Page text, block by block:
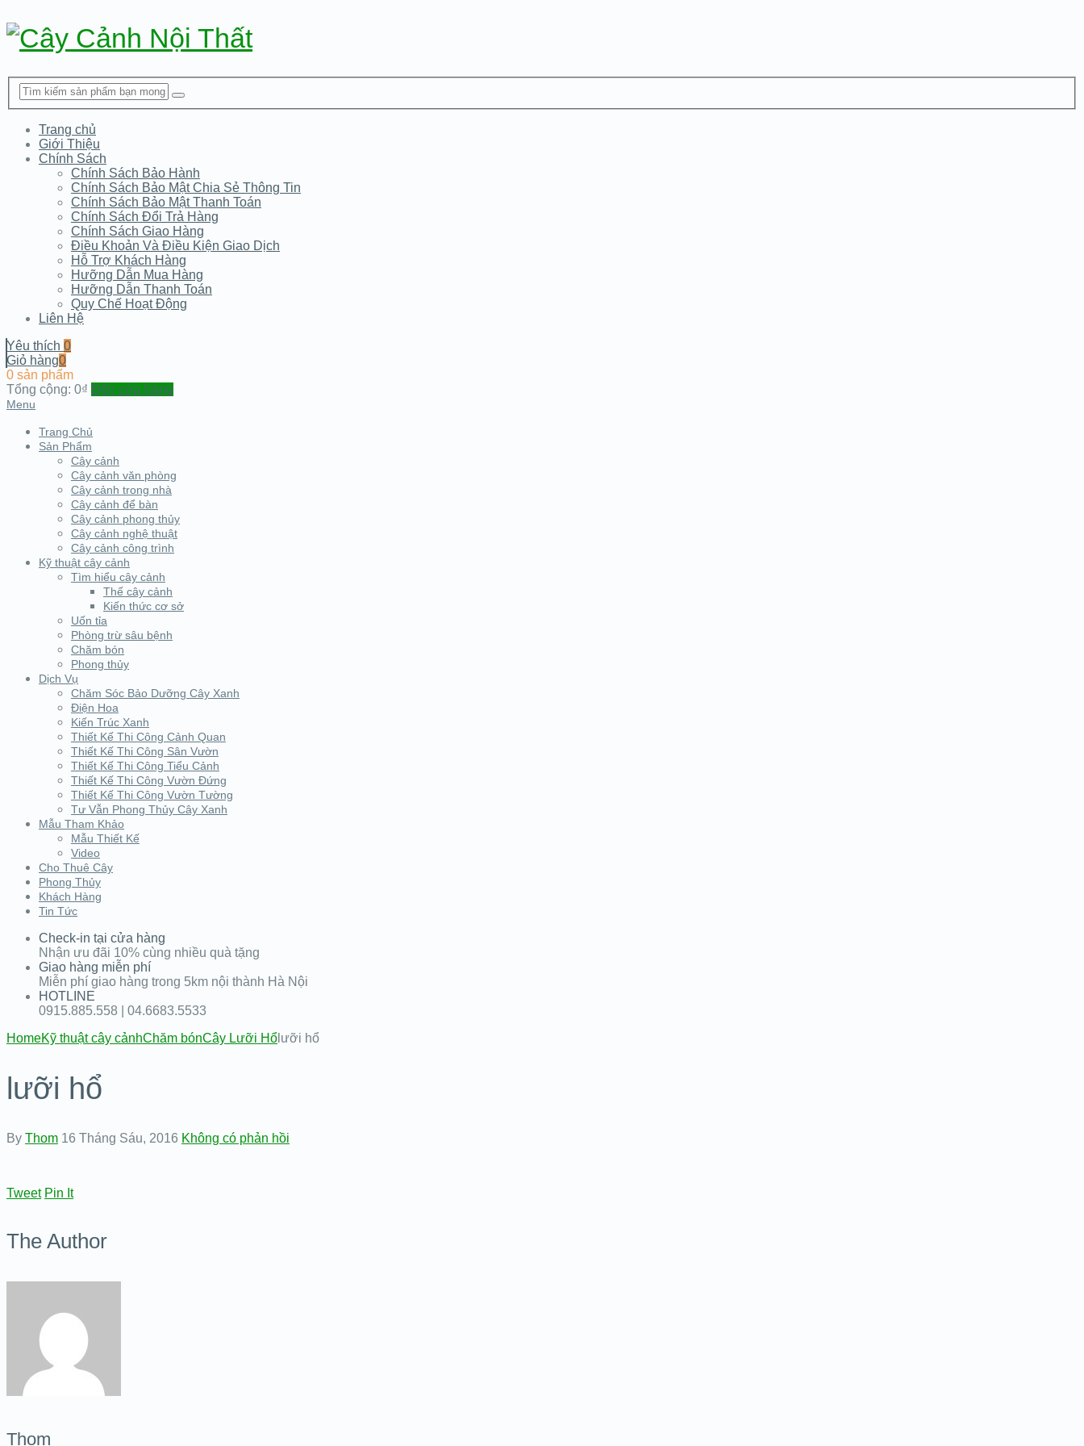
Trang chủ
Giới Thiệu
Chính Sách
Chính Sách Bảo Hành
Chính Sách Bảo Mật Chia Sẻ Thông Tin
Chính Sách Bảo Mật Thanh Toán
Chính Sách Đổi Trả Hàng
Chính Sách Giao Hàng
Điều Khoản Và Điều Kiện Giao Dịch
Hỗ Trợ Khách Hàng
Hưỡng Dẫn Mua Hàng
Hưỡng Dẫn Thanh Toán
Quy Chế Hoạt Động
Liên Hệ
Yêu thích 0
Giỏ hàng0
0 sản phẩm
Tổng cộng: 0₫ Đến cửa hàng
Menu
Trang Chủ
Sản Phẩm
Cây cảnh
Cây cảnh văn phòng
Cây cảnh trong nhà
Cây cảnh để bàn
Cây cảnh phong thủy
Cây cảnh nghệ thuật
Cây cảnh công trình
Kỹ thuật cây cảnh
Tìm hiểu cây cảnh
Thế cây cảnh
Kiến thức cơ sở
Uốn tỉa
Phòng trừ sâu bệnh
Chăm bón
Phong thủy
Dịch Vụ
Chăm Sóc Bảo Dưỡng Cây Xanh
Điện Hoa
Kiến Trúc Xanh
Thiết Kế Thi Công Cảnh Quan
Thiết Kế Thi Công Sân Vườn
Thiết Kế Thi Công Tiểu Cảnh
Thiết Kế Thi Công Vườn Đứng
Thiết Kế Thi Công Vườn Tường
Tư Vẫn Phong Thủy Cây Xanh
Mẫu Tham Khảo
Mẫu Thiết Kế
Video
Cho Thuê Cây
Phong Thủy
Khách Hàng
Tin Tức
Check-in tại cửa hàng
Nhận ưu đãi 10% cùng nhiều quà tặng
Giao hàng miễn phí
Miễn phí giao hàng trong 5km nội thành Hà Nội
HOTLINE
0915.885.558 | 04.6683.5533
HomeKỹ thuật cây cảnhChăm bónCây Lưỡi Hổ lưỡi hổ
lưỡi hổ
By Thom 16 Tháng Sáu, 2016 Không có phản hồi
Tweet Pin It
The Author
Thom